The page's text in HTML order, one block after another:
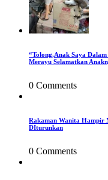
“Tolong,Anak Saya
Merayu Selamatkan
0 Comments
Rakaman Wanita Hampir
DIturunkan
0 Comments